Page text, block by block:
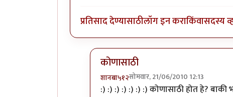
प्रतिसाद देण्यासाठीलॉग इन कराकिंवासदस्य
कोणासाठी
शानबा५१२सोमवार, 21/06/2010 12:13
In reply toतुम्ही कायbyअवलिया
:) :) :) :) :) :) :) कोणासाठी होत हे? बाकी